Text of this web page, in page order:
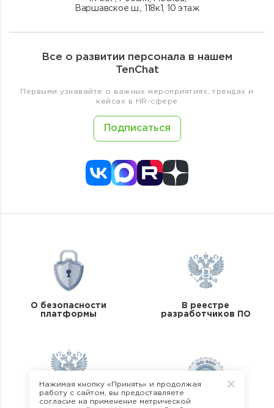
Варшавское ш., 118к1, 10 этаж
Все о развитии персонала в нашем
TenChat
Первыми узнавайте о важных мероприятиях, трендах и
кейсах в HR-сфере
Подписаться
О безопасности
платформы
В реестре
разработчиков ПО
В реестре
Нажимая кнопку «Принять» и продолжая
работу с сайтом, вы предоставляете
согласие на применение метрической